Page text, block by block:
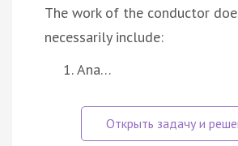
The work of the conductor
necessarily include:
Ana…